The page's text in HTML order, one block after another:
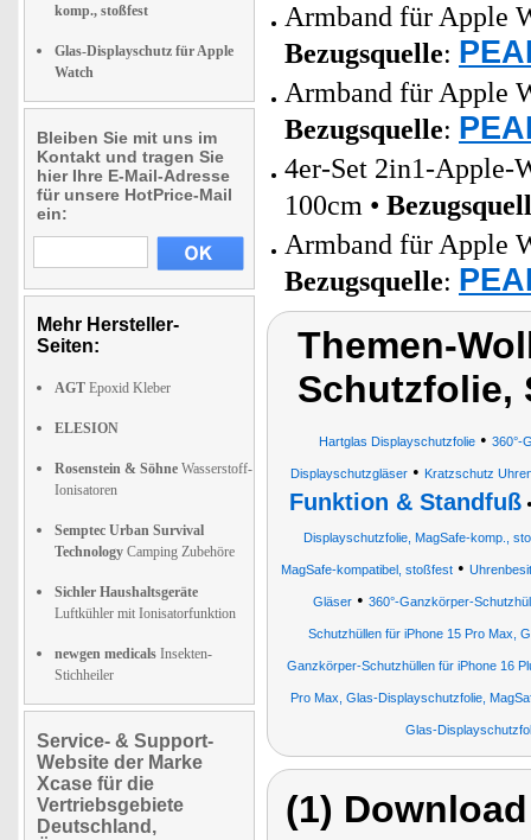
komp., stoßfest
Glas-Displayschutz für Apple
Watch
Bleiben Sie mit uns im
Kontakt und tragen Sie
hier Ihre E-Mail-Adresse
für unsere HotPrice-Mail
ein:
Mehr Hersteller-
Seiten:
AGT Epoxid Kleber
ELESION
Rosenstein & Söhne Wasserstoff-
Ionisatoren
Semptec Urban Survival
Technology Camping Zubehöre
Sichler Haushaltsgeräte
Luftkühler mit Ionisatorfunktion
newgen medicals Insekten-
Stichheiler
Service- & Support-
Website der Marke
Xcase für die
Vertriebsgebiete
Deutschland,
Armband für Apple
Bezugsquelle:
Armband für Apple
Bezugsquelle:
4er-Set 2in1-Apple-
100cm •
Armband für Apple
Bezugsquelle:
Themen-
Schutzfolie,
Hartglas Displayschutzfolie • 360°-
Displayschutzgläser • Kratzschutz
Funktion & Standfuß
Displayschutzfolie, MagSafe-komp.,
MagSafe-kompatibel, stoßfest•
Gläser • 360°-Ganzkörper-
Schutzhüllen für iPhone 15 Pro Max,
Ganzkörper-Schutzhüllen für iPhone 16
Pro Max, Glas-Displayschutzfolie,
Glas-
(1)